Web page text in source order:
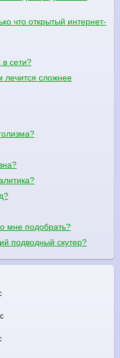
что открытый интернет-
в сети?
лечится сложнее
мне подобрать?
подводный скутер?